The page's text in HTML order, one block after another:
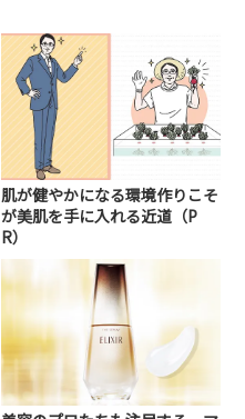
肌が健やかになる環境作りこそ
が美肌を手に入れる近道（P
R）